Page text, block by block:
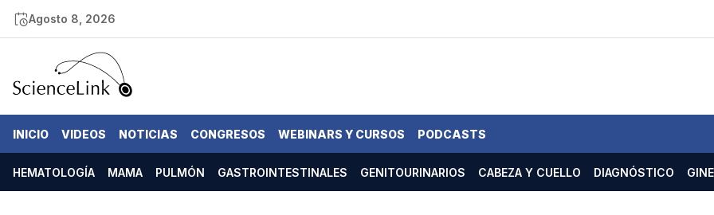
Agosto 8, 2026
INICIO VIDEOS NOTICIAS CONGRESOS WEBINARS Y CURSOS PODCASTS
HEMATOLOGÍA MAMA PULMÓN GASTROINTESTINALES GENITOURINARIOS CABEZA Y CUELLO DIAGNÓSTICO